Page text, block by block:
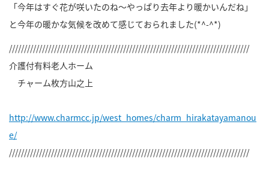
「今年はすぐ花が咲いたのね～やっぱり去年より暖かいんだね」
と今年の暖かな気候を改めて感じておられました(*^-^*)
////////////////////////////////////////////////////////////////////////////////
介護付有料老人ホーム
チャーム枚方山之上
http://www.charmcc.jp/west_homes/charm_hirakatayamanou
e/
////////////////////////////////////////////////////////////////////////////////